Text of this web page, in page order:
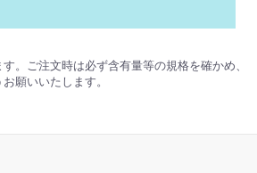
。ご注文時は必ず含有量等の規格を確かめ、
願いいたします。